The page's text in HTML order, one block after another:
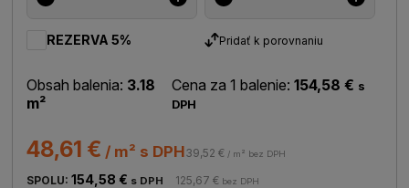
REZERVA 5% Pridať k porovnaniu
Obsah balenia: 3.18
m²
Cena za 1 balenie: 154,58 € s
DPH
48,61 € / m² s DPH39,52 € / m² bez DPH
SPOLU:154,58 € s DPH 125,67 € bez DPH